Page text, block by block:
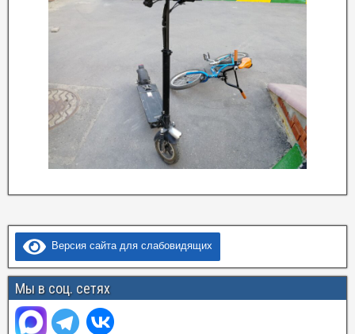
Версия сайта для слабовидящих
Мы в соц. сетях